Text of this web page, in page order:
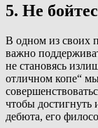
5. Не
В одном из своих
важно
не становясь
отличном копе“
чтобы достигнуть
дебюта, его